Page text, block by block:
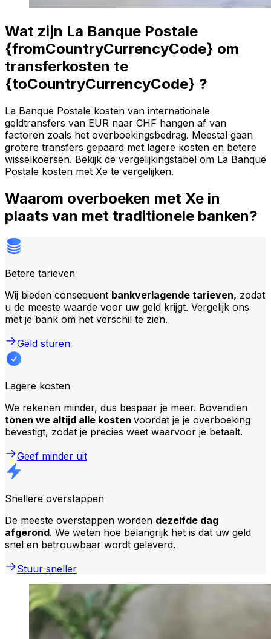
Wat zijn La Banque Postale
{fromCountryCurrencyCode} om
transferkosten te
{toCountryCurrencyCode} ?
La Banque Postale kosten van internationale
geldtransfers van EUR naar CHF hangen af van
factoren zoals het overboekingsbedrag. Meestal gaan
grotere transfers gepaard met lagere kosten en betere
wisselkoersen. Bekijk de vergelijkingstabel om La Banque
Postale kosten met Xe te vergelijken.
Waarom overboeken met Xe in
plaats van met traditionele banken?
Betere tarieven
Wij bieden consequent bankverlagende tarieven, zodat
u de meeste waarde voor uw geld krijgt. Vergelijk ons
met je bank om het verschil te zien.
Geld sturen
Lagere kosten
We rekenen minder, dus bespaar je meer. Bovendien
tonen we altijd alle kosten voordat je je overboeking
bevestigt, zodat je precies weet waarvoor je betaalt.
Geef minder uit
Snellere overstappen
De meeste overstappen worden dezelfde dag
afgerond. We weten hoe belangrijk het is dat uw geld
snel en betrouwbaar wordt geleverd.
Stuur sneller